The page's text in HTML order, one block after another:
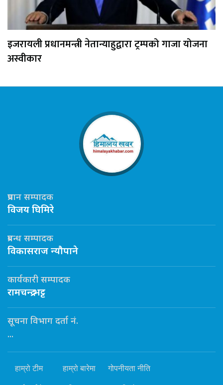
इजरायली प्रधानमन्त्री नेतान्याहुद्वारा ट्रम्पको गाजा योजना
अस्वीकार
प्रधान सम्पादक
विजय घिमिरे
प्रबन्ध सम्पादक
विकासराज न्यौपाने
कार्यकारी सम्पादक
रामचन्द्र भट्ट
सूचना विभाग दर्ता नं.
...
हाम्रो टीम हाम्रो बारेमा गोपनीयता नीति